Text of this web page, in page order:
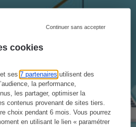
cookies
et ses7 partenaires utilisent des
la performance,
les partager, optimiser la
contenus provenant de sites tiers.
choix pendant 6 mois. Vous pourrez
en utilisant le lien « paramétrer
Continuer sans accepter